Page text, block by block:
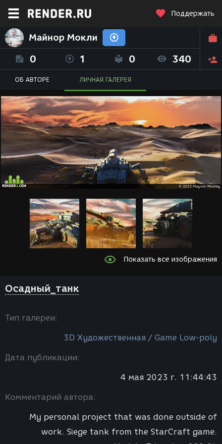
Поддержать
Майнор Мокли
0 1 0 340
ОБ АВТОРЕ ЛИЧНАЯ ГАЛЕРЕЯ
Показать все изображения
Осадный_танк
Тип галереи:
3D Художественная / Game Low-poly
Дата публикации:
4 мая 2023 г. 11:44:43
Комментарий автора:
My personal project that was done outside of
work. Siege tank from the StarCraft game.